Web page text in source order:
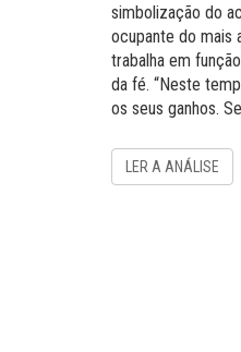
simbolização do
ocupante do mais
trabalha em
da fé. “Neste
os seus ganhos.
LER A ANÁLISE